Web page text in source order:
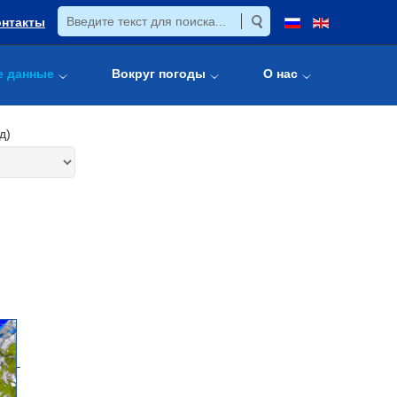
данные Вокруг погоды О нас